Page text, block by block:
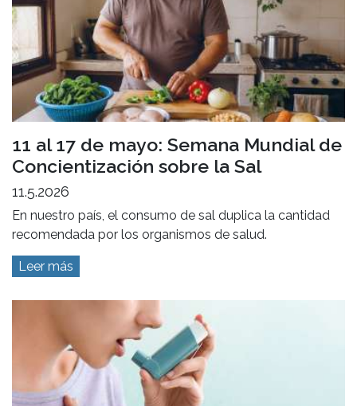
11 al 17 de mayo: Semana Mundial de
Concientización sobre la Sal
11.5.2026
En nuestro país, el consumo de sal duplica la cantidad
recomendada por los organismos de salud.
Leer más